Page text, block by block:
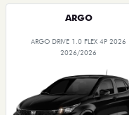
ARGO
ARGO DRIVE 1.0 FLEX 4P 2026
2026/2026